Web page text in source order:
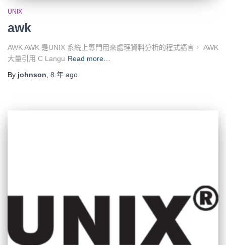
UNIX
awk
AWK AWK 是UNIX 系統上專門用來處理資料分析的程式語言， AWK
大量引用 C Langu Read more…
By johnson, 8 年 ago